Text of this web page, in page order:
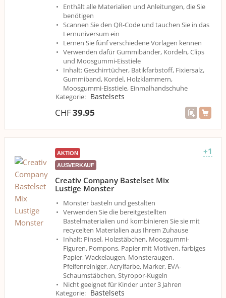
Enthält alle Materialien und Anleitungen, die Sie
benötigen
Scannen Sie den QR-Code und tauchen Sie in das
Lernuniversum ein
Lernen Sie fünf verschiedene Vorlagen kennen
Verwenden dafür Gummibänder, Kordeln, Clips
und Moosgummi-Eisstiele
Inhalt: Geschirrtücher, Batikfarbstoff, Fixiersalz,
Gummiband, Kordel, Holzklammern,
Moosgummi-Eisstiele, Einmalhandschuhe
Kategorie: Bastelsets
CHF39.95
+1
AKTION
AUSVERKAUF
Creativ Company Bastelset Mix
Lustige Monster
Monster basteln und gestalten
Verwenden Sie die bereitgestellten
Bastelmaterialien und kombinieren Sie sie mit
recycelten Materialien aus Ihrem Zuhause
Inhalt: Pinsel, Holzstäbchen, Moosgummi-
Figuren, Pompons, Papier mit Motiven, farbiges
Papier, Wackelaugen, Monsteraugen,
Pfeifenreiniger, Acrylfarbe, Marker, EVA-
Schaumstäbchen, Styropor-Kugeln
Nicht geeignet für Kinder unter 3 Jahren
Kategorie: Bastelsets